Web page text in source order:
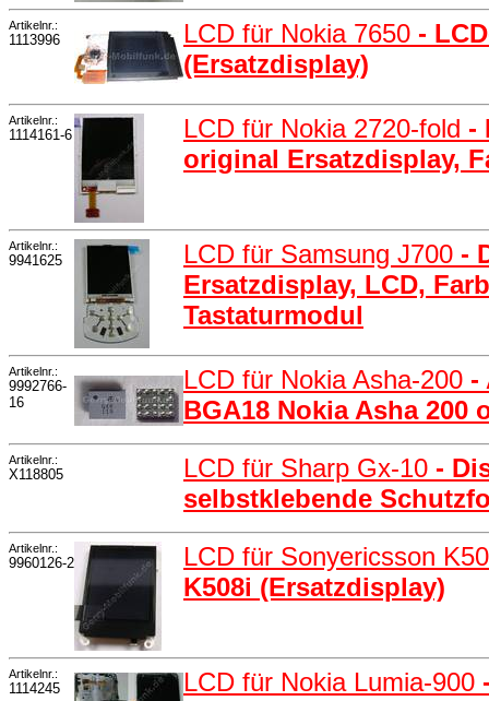
Artikelnr.:
1113996 LCD für Nokia 7650 -
(Ersatzdisplay)
Artikelnr.:
1114161-6 LCD für Nokia 2720-fold -
original Ersatzdisplay,
Artikelnr.:
9941625 LCD für Samsung J700 -
Ersatzdisplay, LCD,
Tastaturmodul
Artikelnr.:
9992766-
16
LCD für Nokia Asha-200 -
BGA18 Nokia Asha 200
Artikelnr.:
X118805 LCD für Sharp Gx-10 -
selbstklebende
Artikelnr.:
9960126-2
LCD für Sonyericsson
K508i (Ersatzdisplay)
Artikelnr.:
1114245 LCD für Nokia Lumia-900